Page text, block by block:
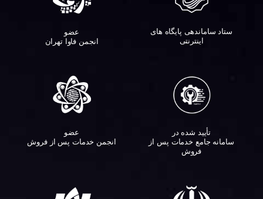
ستاد ساماندهی پایگاه های
اینترنتی
عضو
انجمن فاوا تهران
تأیید شده در
سامانه جامع خدمات پس از
فروش
عضو
انجمن خدمات پس از فروش